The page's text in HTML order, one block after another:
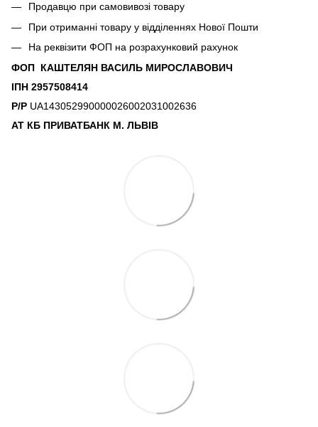
Продавцю при самовивозі товару
При отриманні товару у відділеннях Нової Пошти
На реквізити ФОП на розрахунковий рахунок
ФОП КАШТЕЛЯН ВАСИЛЬ МИРОСЛАВОВИЧ
ІПН 2957508414
Р/Р UA143052990000026002031002636
АТ КБ ПРИВАТБАНК М. ЛЬВІВ